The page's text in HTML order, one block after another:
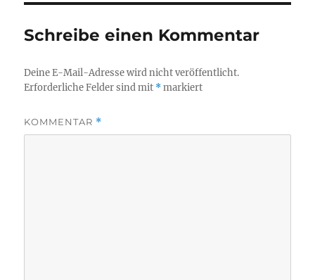
Schreibe einen Kommentar
Deine E-Mail-Adresse wird nicht veröffentlicht.
Erforderliche Felder sind mit *markiert
KOMMENTAR *